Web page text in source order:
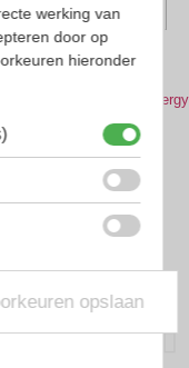
werking van
door op
hieronder
opslaan